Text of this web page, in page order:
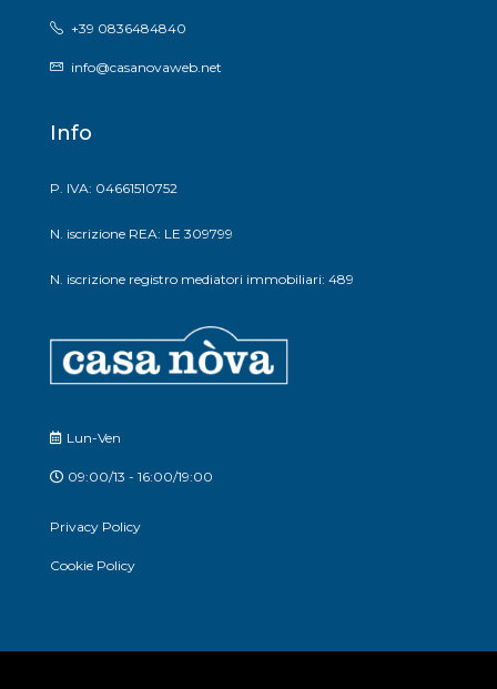
+39 0836484840
info@casanovaweb.net
Info
P. IVA: 04661510752
N. iscrizione REA: LE 309799
N. iscrizione registro mediatori immobiliari: 489
Lun-Ven
09:00/13 - 16:00/19:00
Privacy Policy
Cookie Policy